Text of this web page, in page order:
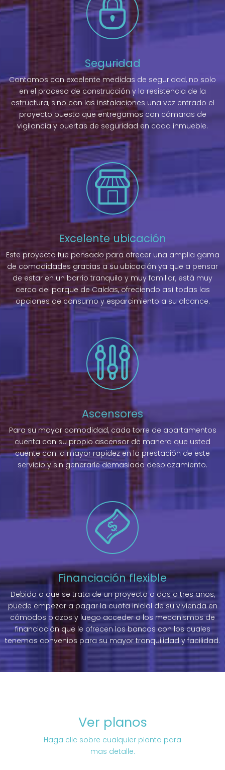
Seguridad
Contamos con excelente medidas de seguridad, no solo
en el proceso de construcción y la resistencia de la
estructura, sino con las instalaciones una vez entrado el
proyecto puesto que entregamos con cámaras de
vigilancia y puertas de seguridad en cada inmueble.
Excelente ubicación
Este proyecto fue pensado para ofrecer una amplia gama
de comodidades gracias a su ubicación ya que a pensar
de estar en un barrio tranquilo y muy familiar, está muy
cerca del parque de Caldas, ofreciendo así todas las
opciones de consumo y esparcimiento a su alcance.
Ascensores
Para su mayor comodidad, cada torre de apartamentos
cuenta con su propio ascensor de manera que usted
cuente con la mayor rapidez en la prestación de este
servicio y sin generarle demasiado desplazamiento.
Financiación flexible
Debido a que se trata de un proyecto a dos o tres años,
puede empezar a pagar la cuota inicial de su vivienda en
cómodos plazos y luego acceder a los mecanismos de
financiación que le ofrecen los bancos con los cuales
tenemos convenios para su mayor tranquilidad y facilidad.
Ver planos
Haga clic sobre cualquier planta para
mas detalle.